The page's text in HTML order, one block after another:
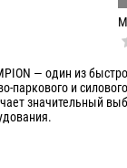
— один из
паркового и
значительный